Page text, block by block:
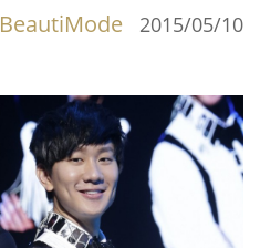
BeautiMode 2015/05/10